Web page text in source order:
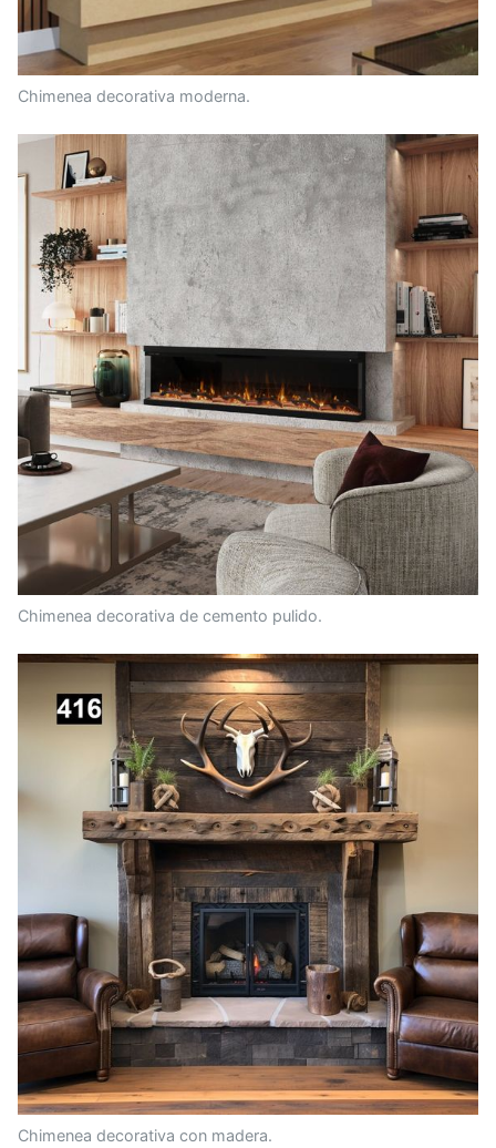
Chimenea decorativa moderna.
Chimenea decorativa de cemento pulido.
Chimenea decorativa con madera.